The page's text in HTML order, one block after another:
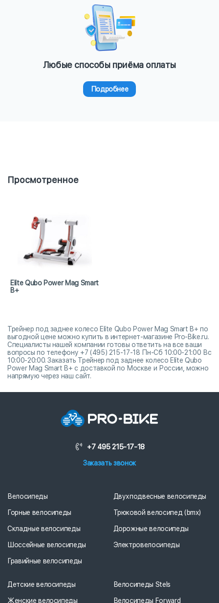
Любые способы приёма оплаты
Подробнее
Просмотренное
Elite Qubo Power Mag Smart
B+
Трейнер под заднее колесо Elite Qubo Power Mag Smart B+ по
выгодной цене можно купить в интернет-магазине Pro-Bike.ru.
Специалисты нашей компании готовы ответить на все ваши
вопросы по телефону +7 (495) 215-17-18 Пн-Сб 10:00-21:00 Вс
10:00-20:00. Заказать Трейнер под заднее колесо Elite Qubo
Power Mag Smart B+ с доставкой по Москве и России, можно
напрямую через наш сайт.
+7 495 215-17-18
Заказать звонок
Велосипеды
Горные велосипеды
Складные велосипеды
Шоссейные велосипеды
Гравийные велосипеды
Двухподвесные велосипеды
Трюковой велосипед (bmx)
Дорожные велосипеды
Электровелосипеды
Детские велосипеды
Женские велосипеды
Велосипеды Stels
Велосипеды Forward